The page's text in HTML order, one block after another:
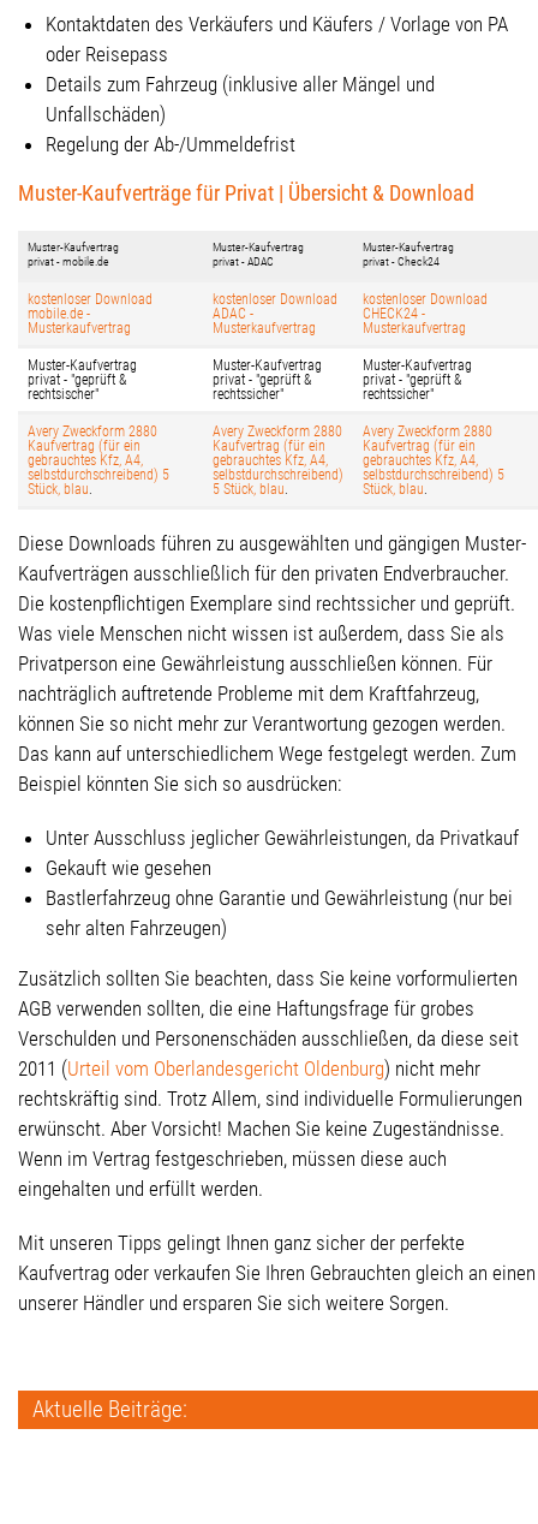
Kontaktdaten des Verkäufers und Käufers / Vorlage von PA
oder Reisepass
Details zum Fahrzeug (inklusive aller Mängel und
Unfallschäden)
Regelung der Ab-/Ummeldefrist
Muster-Kaufverträge für Privat | Übersicht & Download
Muster-Kaufvertrag
privat - mobile.de
Muster-Kaufvertrag
privat - ADAC
Muster-Kaufvertrag
privat - Check24
kostenloser Download
mobile.de -
Musterkaufvertrag
kostenloser Download
ADAC -
Musterkaufvertrag
kostenloser Download
CHECK24 -
Musterkaufvertrag
Muster-Kaufvertrag
privat - "geprüft &
rechtsischer"
Muster-Kaufvertrag
privat - "geprüft &
rechtssicher"
Muster-Kaufvertrag
privat - "geprüft &
rechtssicher"
Avery Zweckform 2880
Kaufvertrag (für ein
gebrauchtes Kfz, A4,
selbstdurchschreibend) 5
Stück, blau
Avery Zweckform 2880
Kaufvertrag (für ein
gebrauchtes Kfz, A4,
selbstdurchschreibend)
5 Stück, blau
Avery Zweckform 2880
Kaufvertrag (für ein
gebrauchtes Kfz, A4,
selbstdurchschreibend) 5
Stück, blau
Diese Downloads führen zu ausgewählten und gängigen Muster-
Kaufverträgen ausschließlich für den privaten Endverbraucher.
Die kostenpflichtigen Exemplare sind rechtssicher und geprüft.
Was viele Menschen nicht wissen ist außerdem, dass Sie als
Privatperson eine Gewährleistung ausschließen können. Für
nachträglich auftretende Probleme mit dem Kraftfahrzeug,
können Sie so nicht mehr zur Verantwortung gezogen werden.
Das kann auf unterschiedlichem Wege festgelegt werden. Zum
Beispiel könnten Sie sich so ausdrücken:
Unter Ausschluss jeglicher Gewährleistungen, da Privatkauf
Gekauft wie gesehen
Bastlerfahrzeug ohne Garantie und Gewährleistung (nur bei
sehr alten Fahrzeugen)
Zusätzlich sollten Sie beachten, dass Sie keine vorformulierten
AGB verwenden sollten, die eine Haftungsfrage für grobes
Verschulden und Personenschäden ausschließen, da diese seit
2011 (Urteil vom Oberlandesgericht Oldenburg) nicht mehr
rechtskräftig sind. Trotz Allem, sind individuelle Formulierungen
erwünscht. Aber Vorsicht! Machen Sie keine Zugeständnisse.
Wenn im Vertrag festgeschrieben, müssen diese auch
eingehalten und erfüllt werden.
Mit unseren Tipps gelingt Ihnen ganz sicher der perfekte
Kaufvertrag oder verkaufen Sie Ihren Gebrauchten gleich an einen
unserer Händler und ersparen Sie sich weitere Sorgen.
Aktuelle Beiträge: